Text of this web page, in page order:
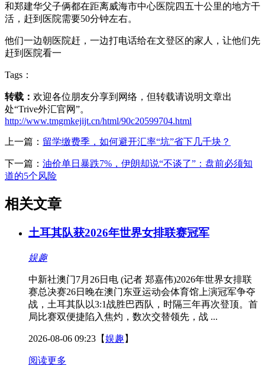
和郑建华父子俩都在距离威海市中心医院四五十公里的地方干
活，赶到医院需要50分钟左右。
他们一边朝医院赶，一边打电话给在文登区的家人，让他们先
赶到医院看一
Tags：
转载： 欢迎各位朋友分享到网络，但转载请说明文章出
处“Trive外汇官网”。
http://www.tmgmkejijt.cn/html/90c20599704.html
上一篇： 留学缴费季，如何避开汇率“坑”省下几千块？
下一篇： 油价单日暴跌7%，伊朗却说“不谈了”：盘前必须知
道的5个风险
相关文章
土耳其队获2026年世界女排联赛冠军
娱趣
中新社澳门7月26日电 (记者 郑嘉伟)2026年世界女排联
赛总决赛26日晚在澳门东亚运动会体育馆上演冠军争夺
战，土耳其队以3:1战胜巴西队，时隔三年再次登顶。首
局比赛双便捷陷入焦灼，数次交替领先，战 ...
2026-08-06 09:23 【娱趣 】
阅读更多